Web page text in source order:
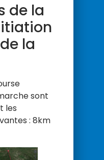
de la
la
sont
les
: 8km